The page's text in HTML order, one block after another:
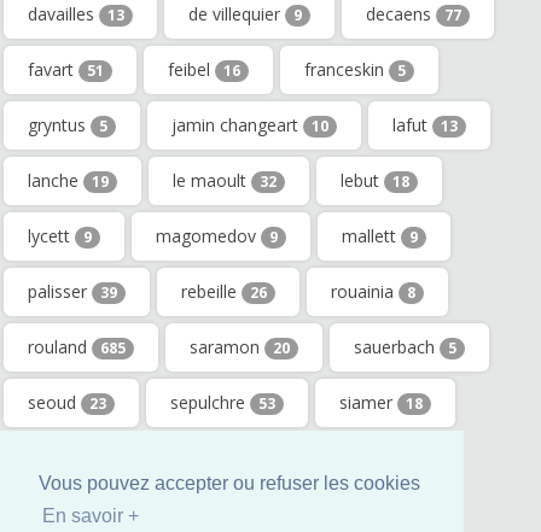
Vous pouvez accepter ou refuser les cookies
En savoir +
davailles 13 de villequier 9 decaens 77
favart 51 feibel 16 franceskin 5
gryntus 5 jamin changeart 10 lafut 13
lanche 19 le maoult 32 lebut 18
lycett 9 magomedov 9 mallett 9
palisser 39 rebeille 26 rouainia 8
rouland 685 saramon 20 sauerbach 5
seoud 23 sepulchre 53 siamer 18
van meeuwen